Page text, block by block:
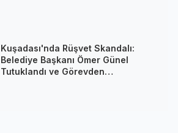
Kuşadası'nda Rüşvet Skandalı:
Belediye Başkanı Ömer Günel
Tutuklandı ve Görevden